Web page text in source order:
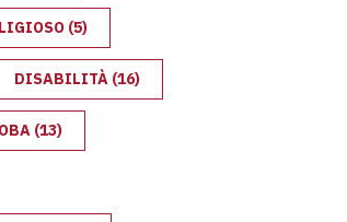
(5)
DISABILITÀ (16)
(13)